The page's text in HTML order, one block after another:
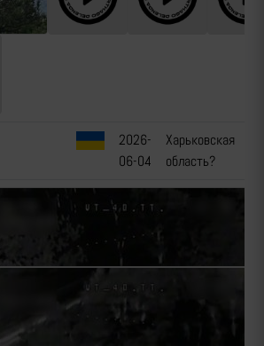
2026-
06-04
Харьковская
область?